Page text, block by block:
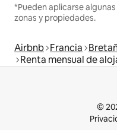
*Pueden aplicarse
zonas y propiedades.
Airbnb Francia
Renta mensual de
©